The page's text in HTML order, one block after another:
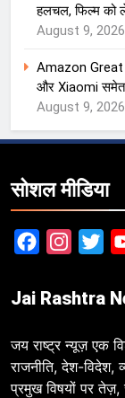
हलचल, फिल्म को
August 9, 2026
Amazon Great
और Xiaomi समेत
August 9, 2026
सोशल मीडिया
Facebook
Jai Rashtra
जय राष्ट्र न्यूज़ एक
राजनीति, देश-विदेश,
प्रमुख विषयों पर